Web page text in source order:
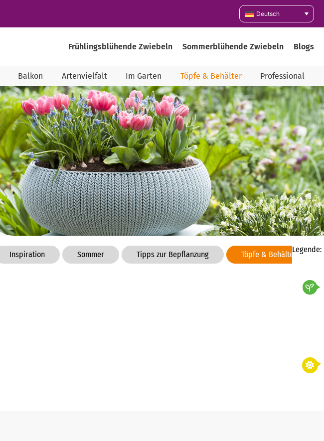
Deutsch
Frühlingsblühende Zwiebeln Sommerblühende Zwiebeln Blogs
Balkon Artenvielfalt Im Garten Töpfe & Behälter Professional
Inspiration Sommer Tipps zur Bepflanzung Töpfe & Behälter
Legende: